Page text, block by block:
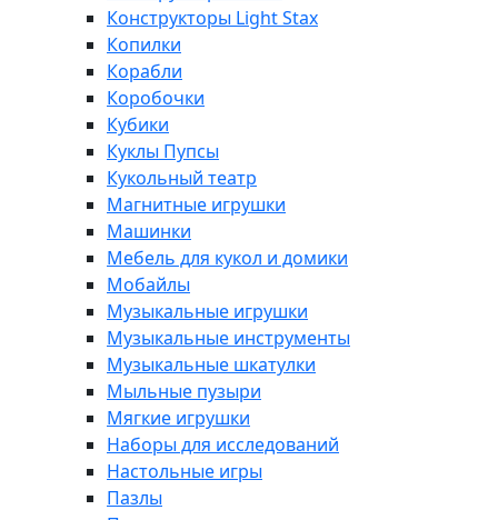
Конструкторы Light Stax
Копилки
Корабли
Коробочки
Кубики
Куклы Пупсы
Кукольный театр
Магнитные игрушки
Машинки
Мебель для кукол и домики
Мобайлы
Музыкальные игрушки
Музыкальные инструменты
Музыкальные шкатулки
Мыльные пузыри
Мягкие игрушки
Наборы для исследований
Настольные игры
Пазлы